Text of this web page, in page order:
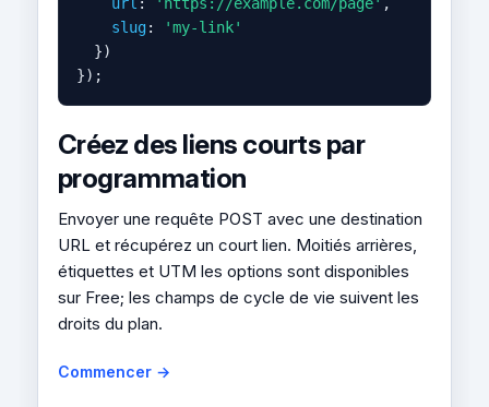
slug:
'my-link'
  })
});
Créez des liens courts par
programmation
Envoyer une requête POST avec une destination
URL et récupérez un court lien. Moitiés arrières,
étiquettes et UTM les options sont disponibles
sur Free; les champs de cycle de vie suivent les
droits du plan.
Commencer →